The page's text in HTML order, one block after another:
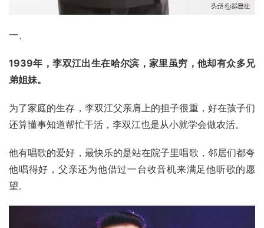
一、
1939年，李双江出生在哈尔滨，家里虽穷，他却有众多兄
弟姐妹。
为了家庭的生存，李双江父亲肩上的担子很重，好在孩子们
还算懂事知道帮忙干活，李双江也是从小就学会做农活。
他有唱歌的爱好，最快乐的是站在院子里唱歌，邻居们都夸
他唱得好，父亲还为他借过一台收音机来满足他听歌的愿
望。